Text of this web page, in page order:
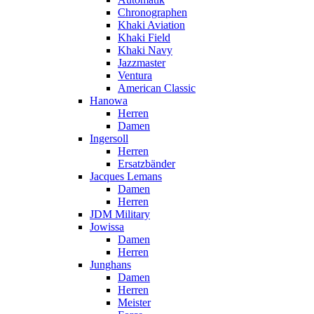
Chronographen
Khaki Aviation
Khaki Field
Khaki Navy
Jazzmaster
Ventura
American Classic
Hanowa
Herren
Damen
Ingersoll
Herren
Ersatzbänder
Jacques Lemans
Damen
Herren
JDM Military
Jowissa
Damen
Herren
Junghans
Damen
Herren
Meister